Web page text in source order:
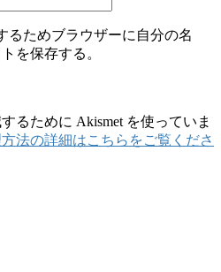
るためブラウザーに自分の名
を保存する。
るために Akismet を使っていま
法の詳細はこちらをご覧くださ